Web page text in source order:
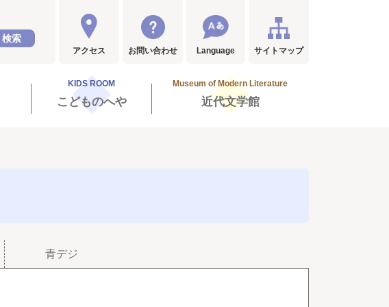
検索
アクセス お問い合わせ Language サイトマップ
KIDS ROOM
こどものへや
Museum of Modern Literature
近代文学館
青デジ